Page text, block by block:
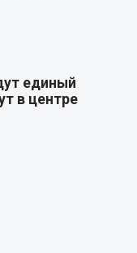
единый
в центре